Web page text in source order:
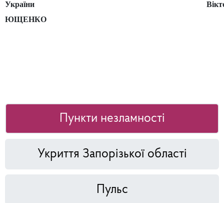
України
ЮЩЕНКО
Пункти незламності
Укриття Запорізької області
Пульс